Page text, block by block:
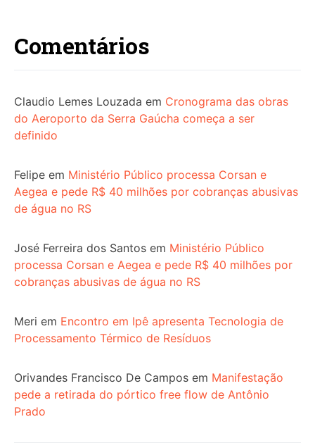
Comentários
Claudio Lemes Louzada em Cronograma das obras
do Aeroporto da Serra Gaúcha começa a ser
definido
Felipe em Ministério Público processa Corsan e
Aegea e pede R$ 40 milhões por cobranças abusivas
de água no RS
José Ferreira dos Santos em Ministério Público
processa Corsan e Aegea e pede R$ 40 milhões por
cobranças abusivas de água no RS
Meri em Encontro em Ipê apresenta Tecnologia de
Processamento Térmico de Resíduos
Orivandes Francisco De Campos em Manifestação
pede a retirada do pórtico free flow de Antônio
Prado